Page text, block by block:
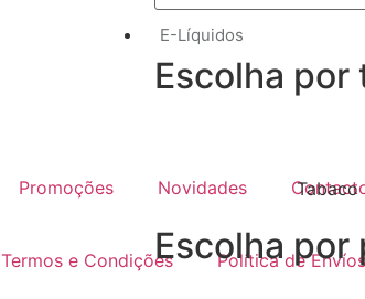
E-Líquidos
Escolha por
Tabaco
Escolha por
Promoções Novidades
Termos e Condições Política de Envíos